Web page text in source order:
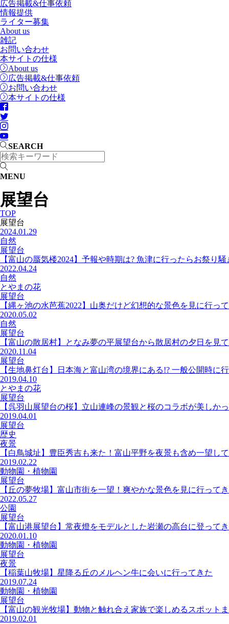
広告掲載&仕事依頼
情報提供
ライター募集
About us
雑記
お問い合わせ
本サイトの仕様
About us
広告掲載&仕事依頼
お問い合わせ
本サイトの仕様
SEARCH
MENU
展望台
TOP
展望台
2024.01.29
自然
展望台
【富山の蜃気楼2024】予報や時期は? 魚津に行ったらお祭り騒
2022.04.24
自然
とやまの花
展望台
【縄ヶ池の水芭蕉2022】山奥だけど幻想的な景色を見に行っ
2020.05.02
自然
展望台
【富山の散居村】となみ夢の平展望台から散居村の夕日を見
2020.11.04
展望台
【生地鼻灯台】日本海と富山湾の境界にある!? 一般公開時に
2019.04.10
とやまの花
展望台
【呉羽山展望台の桜】立山連峰の景観と桜のコラボが美しか
2019.04.01
展望台
歴史
夜景
【白鳥城址】豊臣秀吉も来た！富山平野を夜景も含め一望し
2019.02.22
動物園・植物園
展望台
【丘の夢牧場】富山市街を一望！爽やかな景色を見に行って
2022.05.27
公園
展望台
【富山港展望台】常夜燈をモデルとした岩瀬の高台に登って
2020.01.10
動物園・植物園
展望台
夜景
【稲葉山牧場】星降る丘のメルヘン牛に会いに行ってきた
2019.07.24
動物園・植物園
展望台
【富山の観光牧場】動物と触れ合え家族で楽しめるスポット
2019.02.01